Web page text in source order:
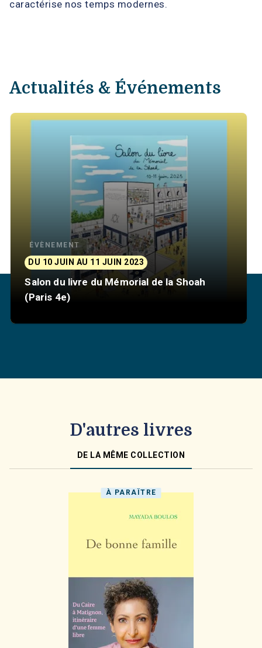
caractérise nos temps modernes.
Actualités & Événements
ÉVÈNEMENT
DU 10 JUIN AU 11 JUIN 2023
Salon du livre du Mémorial de la Shoah
(Paris 4e)
D'autres livres
DE LA MÊME COLLECTION
À PARAÎTRE